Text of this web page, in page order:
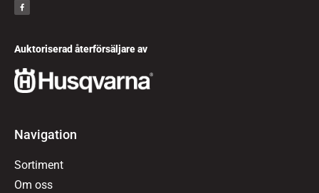
Auktoriserad återförsäljare av
Navigation
Sortiment
Om oss